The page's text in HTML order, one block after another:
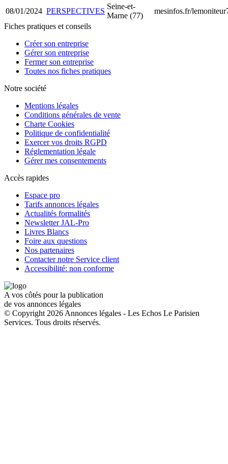
08/01/2024 PERSPECTIVES
Seine-et-
Marne (77)
mesinfos.fr/
Fiches pratiques et conseils
Créer son entreprise
Gérer son entreprise
Fermer son entreprise
Toutes nos fiches pratiques
Notre société
Mentions légales
Conditions générales de vente
Charte Cookies
Politique de confidentialité
Exercer vos droits RGPD
Réglementation légale
Gérer mes consentements
Accès rapides
Espace pro
Tarifs annonces légales
Actualités formalités
Newsletter JAL-Pro
Livres Blancs
Foire aux questions
Nos partenaires
Contacter notre Service client
Accessibilité: non conforme
A vos côtés pour la publication
de vos annonces légales
© Copyright 2026 Annonces légales - Les Echos Le Parisien
Services. Tous droits réservés.